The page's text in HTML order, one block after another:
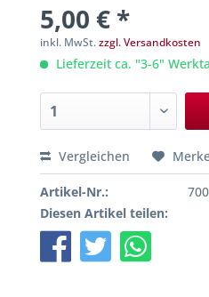
5,00 € *
inkl. MwSt.zzgl. Versandkosten
Lieferzeit ca. "3-6"
Vergleichen
Artikel-Nr.:
Diesen Artikel teilen: